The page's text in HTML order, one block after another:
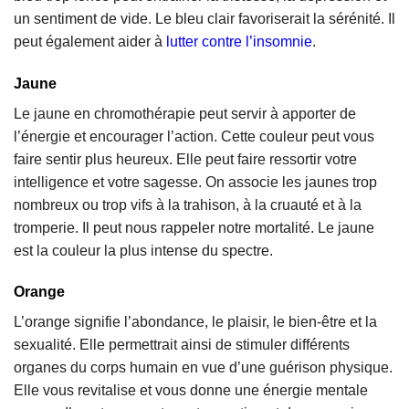
un sentiment de vide. Le bleu clair favoriserait la sérénité. Il
peut également aider à lutter contre l’insomnie.
Jaune
Le jaune en chromothérapie peut servir à apporter de
l’énergie et encourager l’action. Cette couleur peut vous
faire sentir plus heureux. Elle peut faire ressortir votre
intelligence et votre sagesse. On associe les jaunes trop
nombreux ou trop vifs à la trahison, à la cruauté et à la
tromperie. Il peut nous rappeler notre mortalité. Le jaune
est la couleur la plus intense du spectre.
Orange
L’orange signifie l’abondance, le plaisir, le bien-être et la
sexualité. Elle permettrait ainsi de stimuler différents
organes du corps humain en vue d’une guérison physique.
Elle vous revitalise et vous donne une énergie mentale